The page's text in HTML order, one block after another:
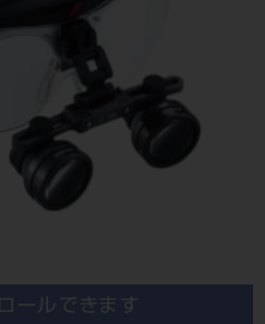
ールできます